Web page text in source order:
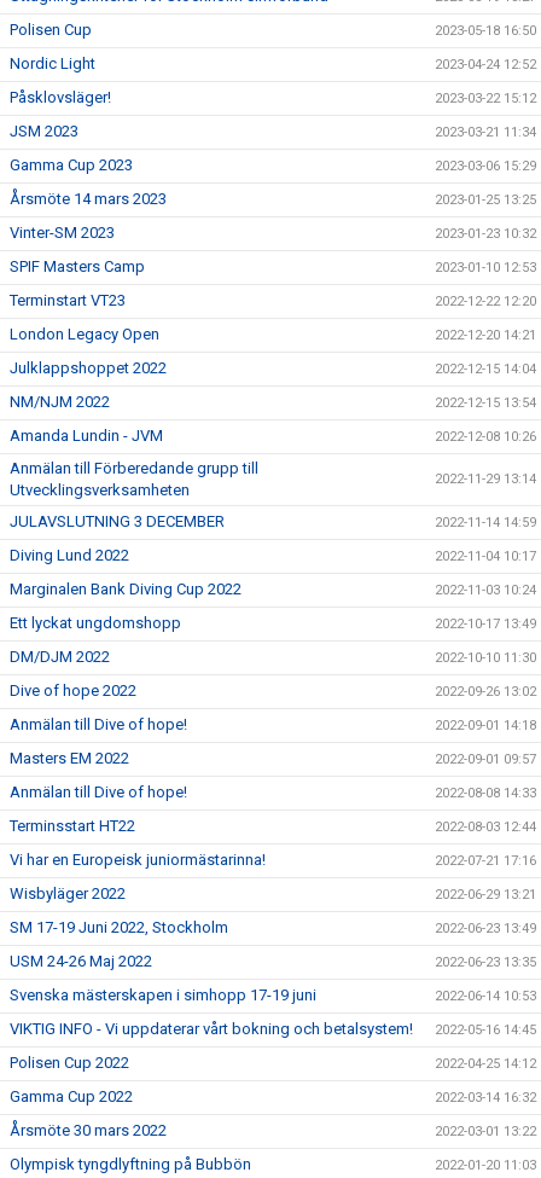
Polisen Cup 2023-05-18 16:50
Nordic Light 2023-04-24 12:52
Påsklovsläger! 2023-03-22 15:12
JSM 2023 2023-03-21 11:34
Gamma Cup 2023 2023-03-06 15:29
Årsmöte 14 mars 2023 2023-01-25 13:25
Vinter-SM 2023 2023-01-23 10:32
SPIF Masters Camp 2023-01-10 12:53
Terminstart VT23 2022-12-22 12:20
London Legacy Open 2022-12-20 14:21
Julklappshoppet 2022 2022-12-15 14:04
NM/NJM 2022 2022-12-15 13:54
Amanda Lundin - JVM 2022-12-08 10:26
Anmälan till Förberedande grupp till
Utvecklingsverksamheten
2022-11-29 13:14
JULAVSLUTNING 3 DECEMBER 2022-11-14 14:59
Diving Lund 2022 2022-11-04 10:17
Marginalen Bank Diving Cup 2022 2022-11-03 10:24
Ett lyckat ungdomshopp 2022-10-17 13:49
DM/DJM 2022 2022-10-10 11:30
Dive of hope 2022 2022-09-26 13:02
Anmälan till Dive of hope! 2022-09-01 14:18
Masters EM 2022 2022-09-01 09:57
Anmälan till Dive of hope! 2022-08-08 14:33
Terminsstart HT22 2022-08-03 12:44
Vi har en Europeisk juniormästarinna! 2022-07-21 17:16
Wisbyläger 2022 2022-06-29 13:21
SM 17-19 Juni 2022, Stockholm 2022-06-23 13:49
USM 24-26 Maj 2022 2022-06-23 13:35
Svenska mästerskapen i simhopp 17-19 juni 2022-06-14 10:53
VIKTIG INFO - Vi uppdaterar vårt bokning och betalsystem! 2022-05-16 14:45
Polisen Cup 2022 2022-04-25 14:12
Gamma Cup 2022 2022-03-14 16:32
Årsmöte 30 mars 2022 2022-03-01 13:22
Olympisk tyngdlyftning på Bubbön 2022-01-20 11:03